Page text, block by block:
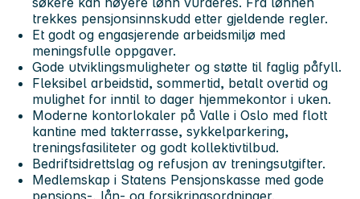
trekkes pensjonsinnskudd etter gjeldende regler.
Et godt og engasjerende arbeidsmiljø med
meningsfulle oppgaver.
Gode utviklingsmuligheter og støtte til faglig påfyll.
Fleksibel arbeidstid, sommertid, betalt overtid og
mulighet for inntil to dager hjemmekontor i uken.
Moderne kontorlokaler på Valle i Oslo med flott
kantine med takterrasse, sykkelparkering,
treningsfasiliteter og godt kollektivtilbud.
Bedriftsidrettslag og refusjon av treningsutgifter.
Medlemskap i Statens Pensjonskasse med gode
pensjons-, lån- og forsikringsordninger.